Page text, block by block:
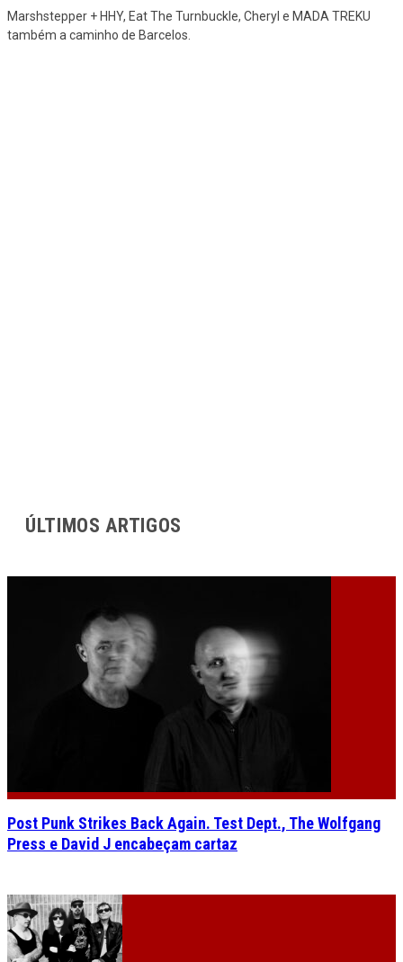
Marshstepper + HHY, Eat The Turnbuckle, Cheryl e MADA TREKU
também a caminho de Barcelos.
ÚLTIMOS ARTIGOS
Post Punk Strikes Back Again. Test Dept., The Wolfgang
Press e David J encabeçam cartaz